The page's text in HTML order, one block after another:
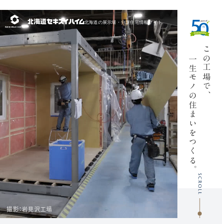
北海道の展示場・ 分譲住宅情報サイト
える
この工場で、
一生モノの
住まいをつ
くる
。
撮影：岩見沢工場